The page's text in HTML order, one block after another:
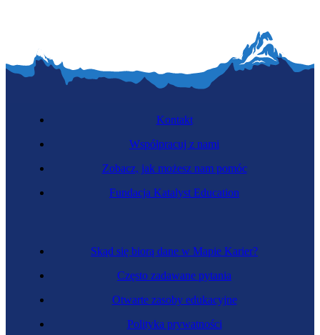
Skąd się biorą dane w Mapie Karier?
Często zadawane pytania
Otwarte zasoby edukacyjne
Polityka prywatności
Kontakt
Współpracuj z nami
Zobacz, jak możesz nam pomóc
Fundacja Katalyst Education